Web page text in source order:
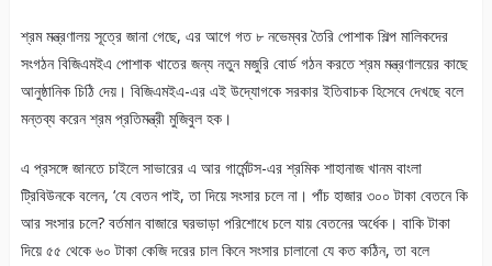
শ্রম মন্ত্রণালয় সূত্রে জানা গেছে, এর আগে গত ৮ নভেম্বর তৈরি পোশাক শিল্প মালিকদের
সংগঠন বিজিএমইএ পোশাক খাতের জন্য নতুন মজুরি বোর্ড গঠন করতে শ্রম মন্ত্রণালয়ের কাছে
আনুষ্ঠানিক চিঠি দেয়। বিজিএমইএ-এর এই উদ্যোগকে সরকার ইতিবাচক হিসেবে দেখছে বলে
মন্তব্য করেন শ্রম প্রতিমন্ত্রী মুজিবুল হক।
এ প্রসঙ্গে জানতে চাইলে সাভারের এ আর গার্মেন্টস-এর শ্রমিক শাহানাজ খানম বাংলা
ট্রিবিউনকে বলেন, ‘যে বেতন পাই, তা দিয়ে সংসার চলে না। পাঁচ হাজার ৩০০ টাকা বেতনে কি
আর সংসার চলে? বর্তমান বাজারে ঘরভাড়া পরিশোধে চলে যায় বেতনের অর্ধেক। বাকি টাকা
দিয়ে ৫৫ থেকে ৬০ টাকা কেজি দরের চাল কিনে সংসার চালানো যে কত কঠিন, তা বলে